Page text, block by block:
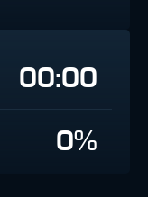
00:00
0%